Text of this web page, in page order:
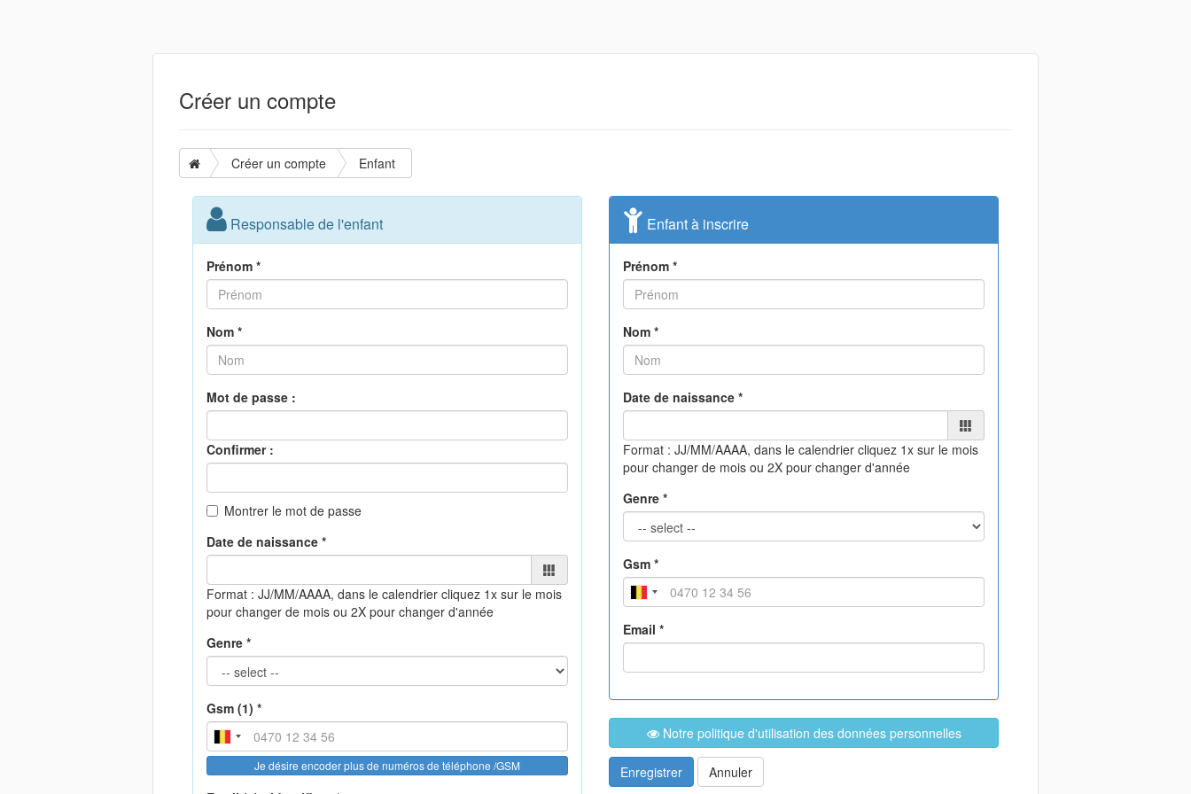
Créer un compte
Créer un compte Enfant
Responsable de l'enfant
Prénom *
Nom *
Mot de passe :
Confirmer :
Montrer le mot de passe
Date de naissance *
Format : JJ/MM/AAAA, dans le calendrier cliquez 1x sur le mois
pour changer de mois ou 2X pour changer d'année
Genre *
Gsm (1) *
Je désire encoder plus de numéros de téléphone /GSM
Enfant à inscrire
Prénom *
Nom *
Date de naissance *
Format : JJ/MM/AAAA, dans le calendrier cliquez 1x sur le mois
pour changer de mois ou 2X pour changer d'année
Genre *
Gsm *
Email *
Notre politique d'utilisation des données personnelles
Enregistrer Annuler